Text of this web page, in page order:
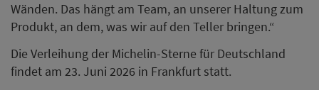
Wänden. Das hängt am Team, an unserer Haltung zum
Produkt, an dem, was wir auf den Teller bringen.“
Die Verleihung der Michelin-Sterne für Deutschland
findet am 23. Juni 2026 in Frankfurt statt.